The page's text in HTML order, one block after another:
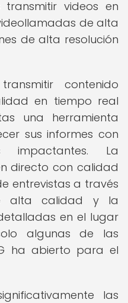
transmitir videos en
de alta
de alta resolución
contenido
en tiempo real
una herramienta
sus informes con
impactantes. La
directo con calidad
entrevistas a través
alta calidad y la
en el lugar
algunas de las
ha abierto para el
las